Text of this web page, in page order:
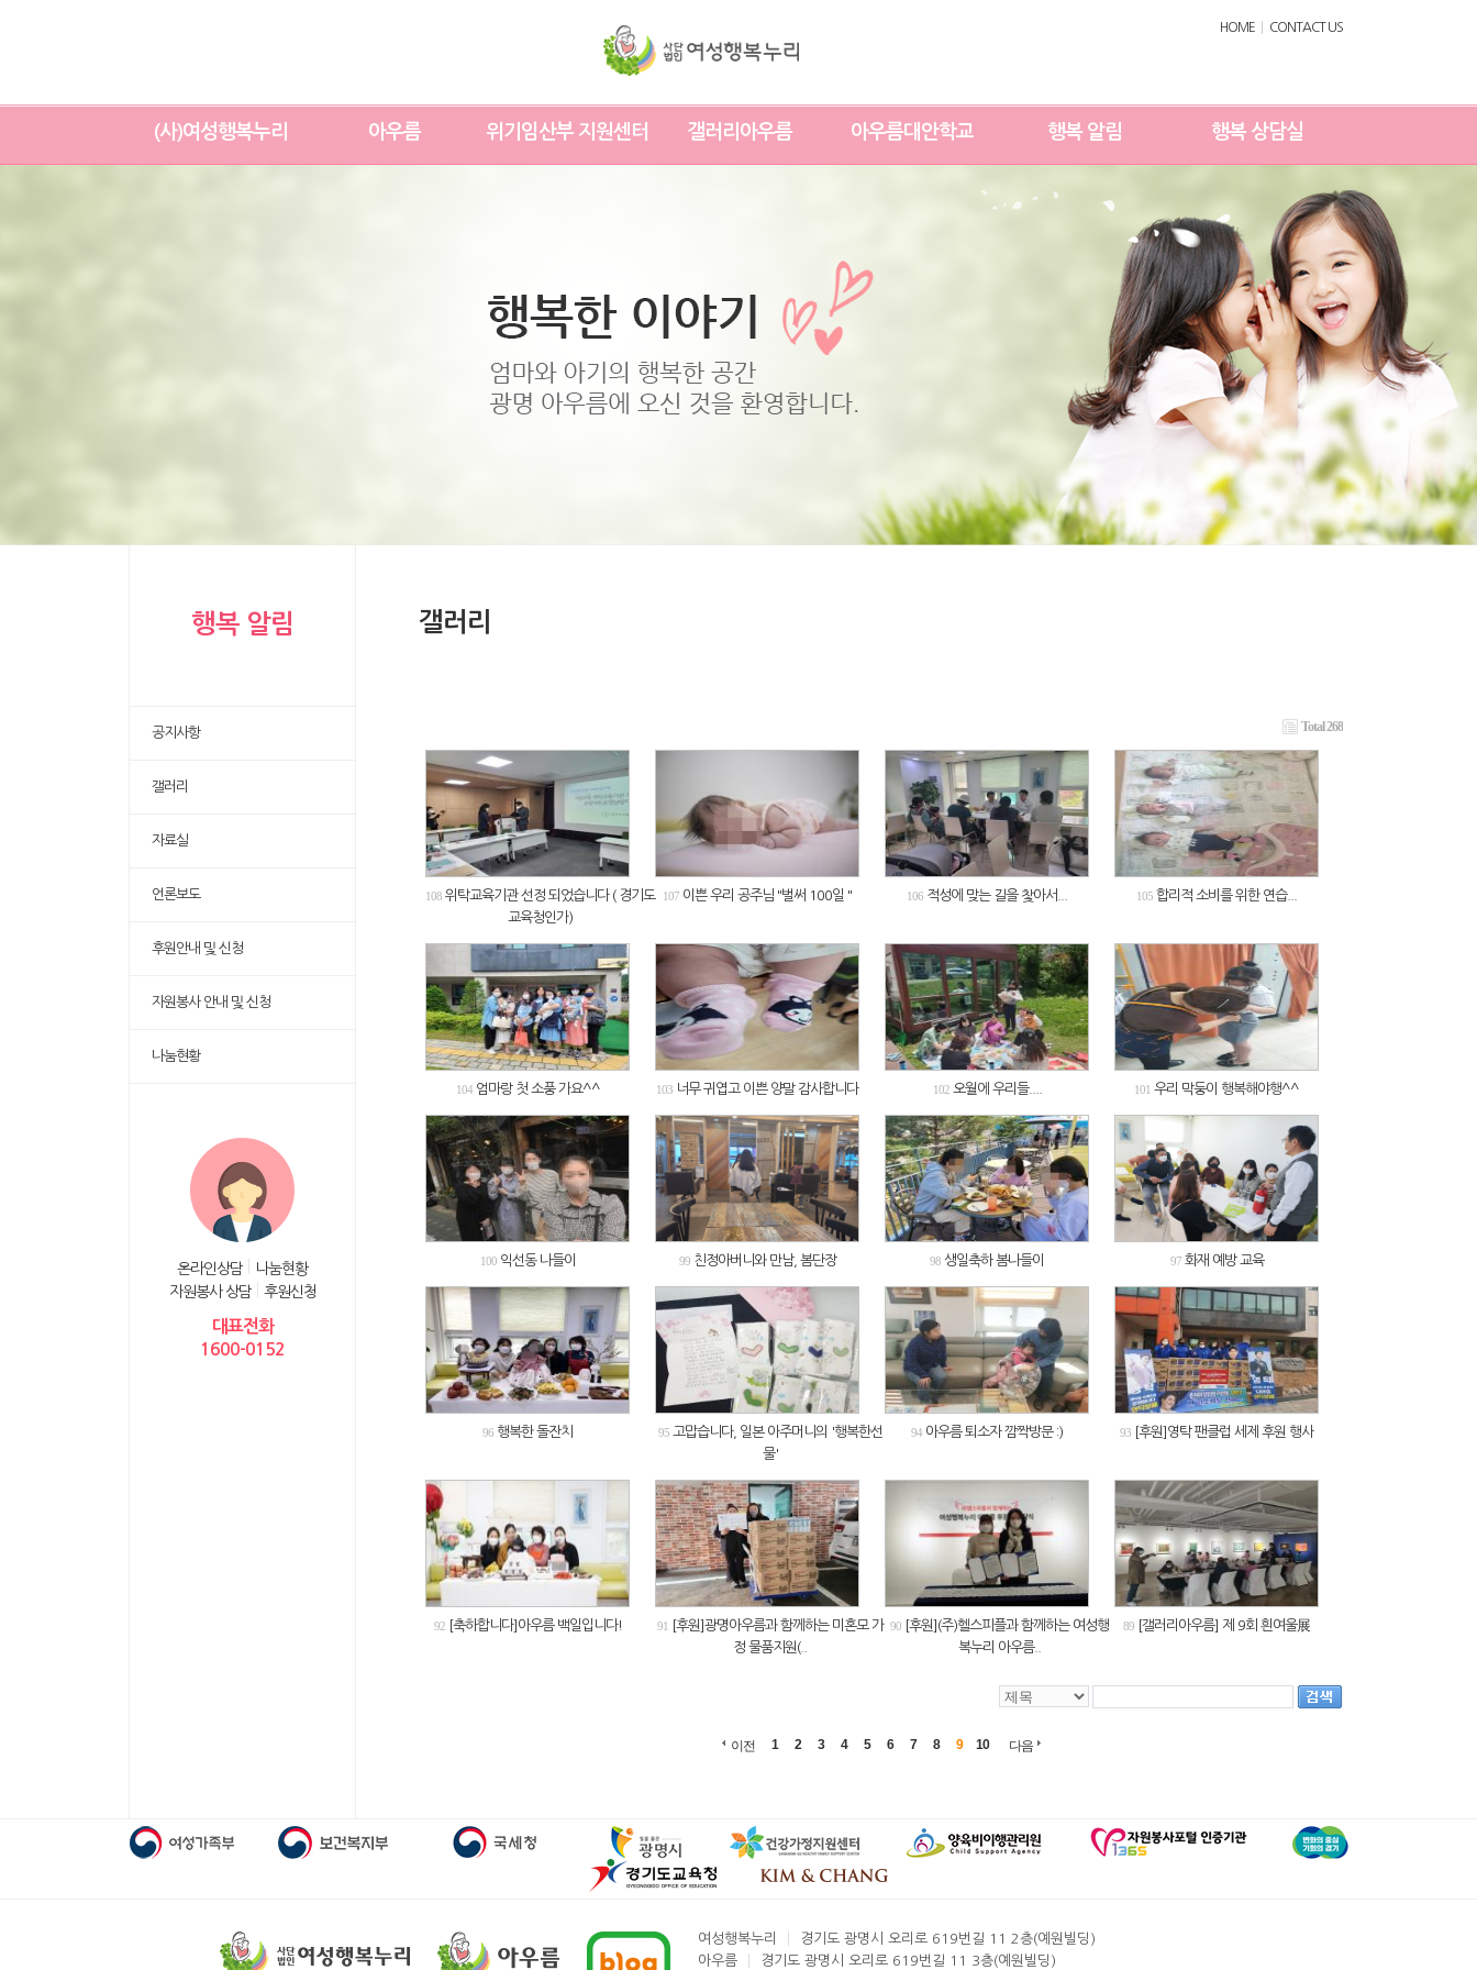
HOME CONTACT US
(사)여성행복누리 아우름 위기임산부 지원센터 갤러리아우름 아우름대안학교 행복 알림 행복 상담실
행복 알림
공지사항
갤러리
자료실
언론보도
후원안내 및 신청
자원봉사 안내 및 신청
나눔현황
온라인상담
나눔현황
자원봉사 상담
후원신청
대표전화
1600-0152
갤러리
Total 268
108 위탁교육기관 선정 되었습니다 ( 경기도
교육청인가)
107 이쁜 우리 공주님 "벌써 100일 " 106 적성에 맞는 길을 찿아서... 105 합리적 소비를 위한 연습...
104 엄마랑 첫 소풍 가요^^ 103 너무 귀엽고 이쁜 양말 감사합니다 102 오월에 우리들.... 101 우리 막둥이 행복해야행^^
100 익선동 나들이 99 친정아버니와 만남, 봄단장 98 생일축하 봄나들이 97 화재 예방 교육
96 행복한 돌잔치 95 고맙습니다, 일본 아주머니의 '행복한선
물'
94 아우름 퇴소자 깜짝방문 :) 93 [후원]영탁 팬클럽 세제 후원 행사
92 [축하합니다]아우름 백일입니다! 91 [후원]광명아우름과 함께하는 미혼모 가
정 물품지원(..
90 [후원](주)헬스피플과 함께하는 여성행
복누리 아우름..
89 [갤러리아우름] 제 9회 흰여울展
이전 1 2 3 4 5 6 7 8 9 10 다음
여성행복누리
경기도 광명시 오리로 619번길 11 2층(예원빌딩)
아우름
경기도 광명시 오리로 619번길 11 3층(예원빌딩)